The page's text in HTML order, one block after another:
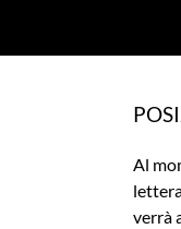
Al
verrà